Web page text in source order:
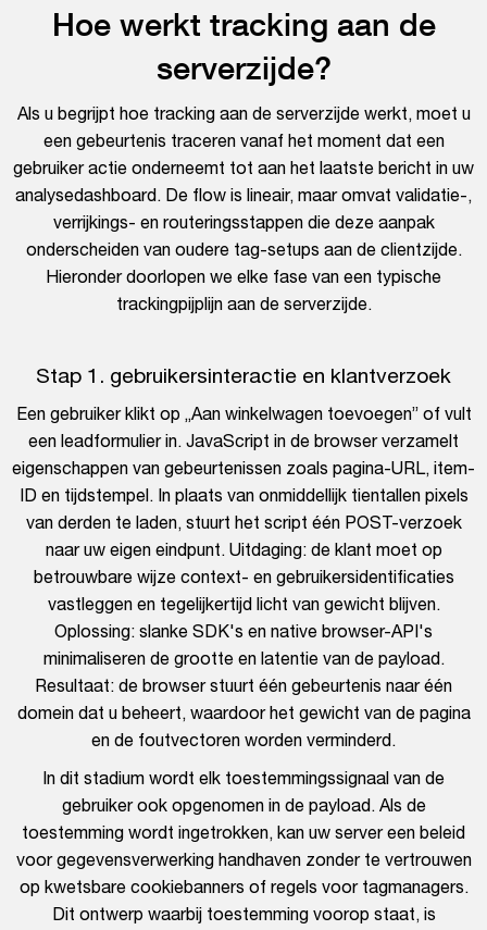
Hoe werkt tracking aan de
serverzijde?
Als u begrijpt hoe tracking aan de serverzijde werkt, moet u
een gebeurtenis traceren vanaf het moment dat een
gebruiker actie onderneemt tot aan het laatste bericht in uw
analysedashboard. De flow is lineair, maar omvat validatie-,
verrijkings- en routeringsstappen die deze aanpak
onderscheiden van oudere tag-setups aan de clientzijde.
Hieronder doorlopen we elke fase van een typische
trackingpijplijn aan de serverzijde.
Stap 1. gebruikersinteractie en klantverzoek
Een gebruiker klikt op „Aan winkelwagen toevoegen” of vult
een leadformulier in. JavaScript in de browser verzamelt
eigenschappen van gebeurtenissen zoals pagina-URL, item-
ID en tijdstempel. In plaats van onmiddellijk tientallen pixels
van derden te laden, stuurt het script één POST-verzoek
naar uw eigen eindpunt. Uitdaging: de klant moet op
betrouwbare wijze context- en gebruikersidentificaties
vastleggen en tegelijkertijd licht van gewicht blijven.
Oplossing: slanke SDK's en native browser-API's
minimaliseren de grootte en latentie van de payload.
Resultaat: de browser stuurt één gebeurtenis naar één
domein dat u beheert, waardoor het gewicht van de pagina
en de foutvectoren worden verminderd.
In dit stadium wordt elk toestemmingssignaal van de
gebruiker ook opgenomen in de payload. Als de
toestemming wordt ingetrokken, kan uw server een beleid
voor gegevensverwerking handhaven zonder te vertrouwen
op kwetsbare cookiebanners of regels voor tagmanagers.
Dit ontwerp waarbij toestemming voorop staat, is